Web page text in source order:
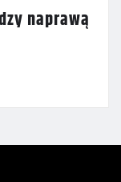
naprawą